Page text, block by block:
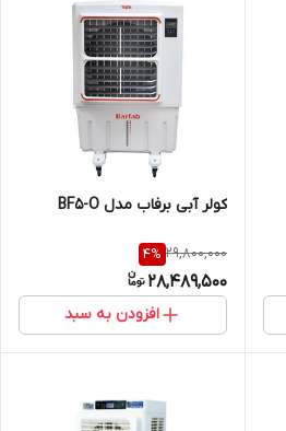
کولر آبی برفاب مدل BF5-O
29,800,000
4%
28,489,500
افزودن به سبد